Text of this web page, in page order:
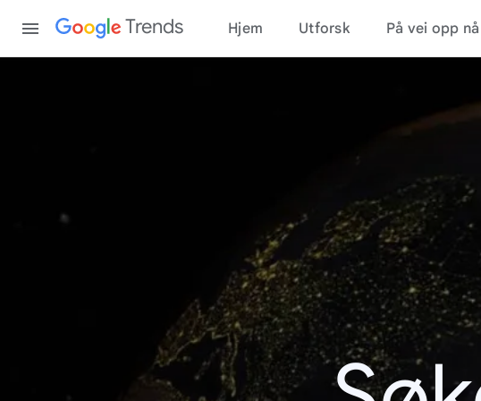
Trends Hjem Utforsk På vei opp nå